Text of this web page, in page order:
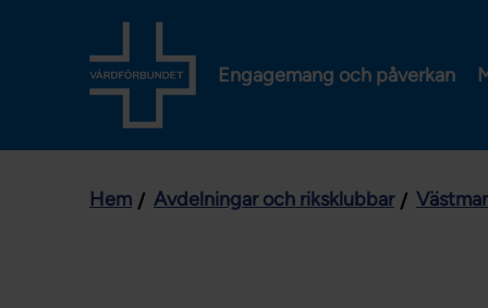
Engagemang och påverkan
Hem Avdelningar och riksklubbar